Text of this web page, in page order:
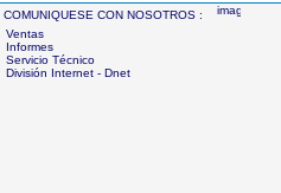
COMUNIQUESE CON NOSOTROS :
Ventas
Informes
Servicio Técnico
División Internet - Dnet